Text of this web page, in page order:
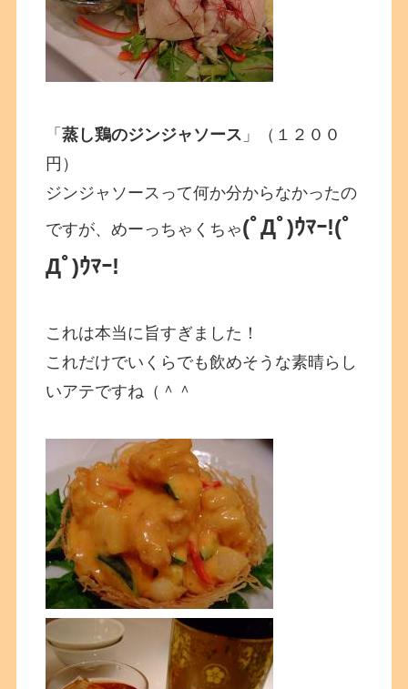
「蒸し鶏のジンジャソース 」（１２００
円）
ジンジャソースって何か分からなかったの
ですが、めーっちゃくちゃ(ﾟДﾟ)ｳﾏｰ!(ﾟ
Дﾟ)ｳﾏｰ!
これは本当に旨すぎました！
これだけでいくらでも飲めそうな素晴らし
いアテですね（＾＾